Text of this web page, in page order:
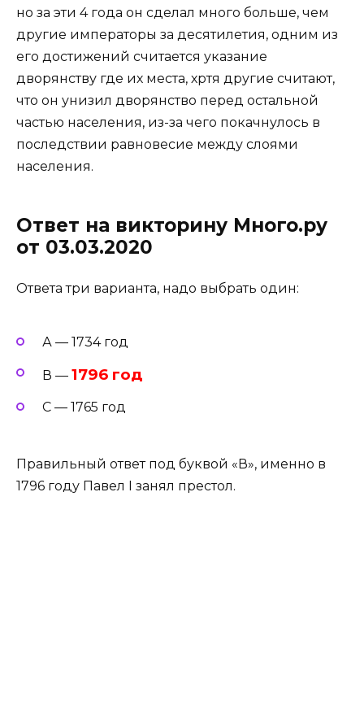
но за эти 4 года он сделал много больше, чем
другие императоры за десятилетия, одним из
его достижений считается указание
дворянству где их места, хртя другие считают,
что он унизил дворянство перед остальной
частью населения, из-за чего покачнулось в
последствии равновесие между слоями
населения.
Ответ на викторину Много.ру
от 03.03.2020
Ответа три варианта, надо выбрать один:
А — 1734 год
В — 1796 год
С — 1765 год
Правильный ответ под буквой «В», именно в
1796 году Павел I занял престол.